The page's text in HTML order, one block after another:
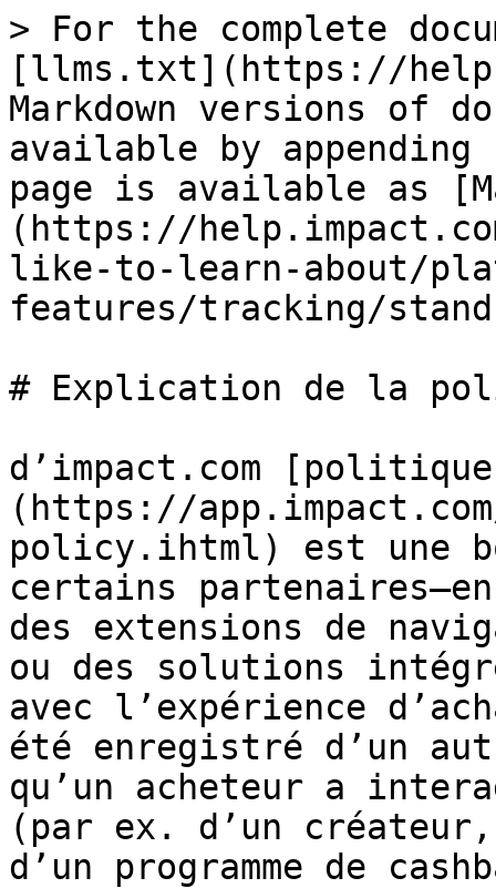
> For the complete
[llms.txt](https://
Markdown versions of
available by
page is available as
(https://
like-to-learn-about/
features/tracking/
# Explication de la
d’impact.com
(https://
policy.ihtml) est une
certains
des extensions de
ou des solutions
avec l’expérience
été enregistré d’un
qu’un acheteur a
(par ex. d’un
d’un programme de